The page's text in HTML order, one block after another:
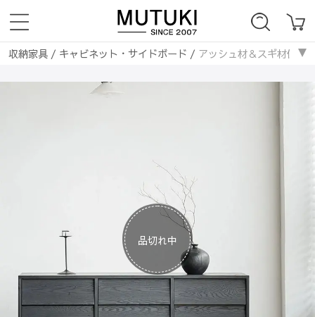
収納家具/ キャビネット・サイドボード / アッシュ材＆スギ材使用
品切れ中